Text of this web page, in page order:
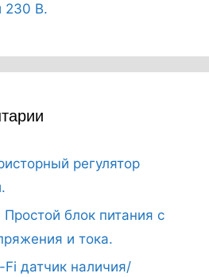
230 В.
регулятор
Простой блок питания с
и тока.
Fi датчик наличия/